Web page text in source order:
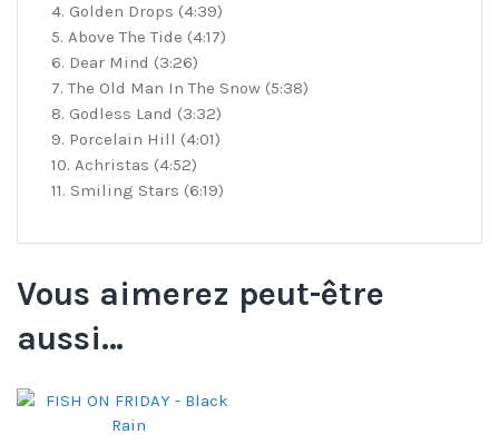
4. Golden Drops (4:39)
5. Above The Tide (4:17)
6. Dear Mind (3:26)
7. The Old Man In The Snow (5:38)
8. Godless Land (3:32)
9. Porcelain Hill (4:01)
10. Achristas (4:52)
11. Smiling Stars (6:19)
Vous aimerez peut-être
aussi…